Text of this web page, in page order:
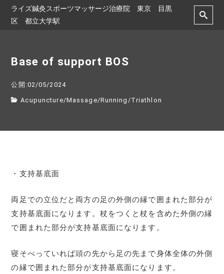
ライズ鍼灸スポーツマッサージ治療院 東京 目黒
区 都立大学駅
Base of support BOS
公開:02/05/2024
Acupuncture/Massage/Running /Triathlon
・支持基底面
両足での立位だと両方の足の外側の縁で囲まれた部分が
支持基底面になります。杖をつくと杖を含めた外側の縁
で囲まれた部分が支持基底面になります。
寝そべっていれば頭の先から足の先まで身体全体の外側
の縁で囲まれた部分が支持基底面になります。